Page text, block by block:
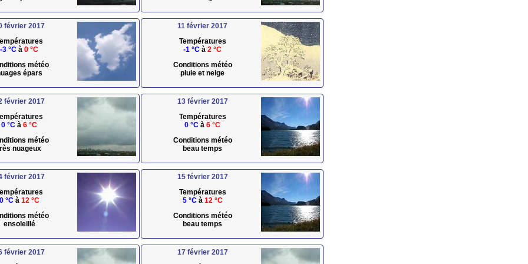
février 2017
-3 °C à 0 °C
météo
épars
11 février 2017
Températures
-1 °C à 2 °C
Conditions météo
pluie et neige
février 2017
0 °C à 6 °C
météo
nuageux
13 février 2017
Températures
0 °C à 6 °C
Conditions météo
beau temps
février 2017
°Cà 12 °C
météo
ensoleillé
15 février 2017
Températures
5 °Cà 12 °C
Conditions météo
beau temps
février 2017
17 février 2017